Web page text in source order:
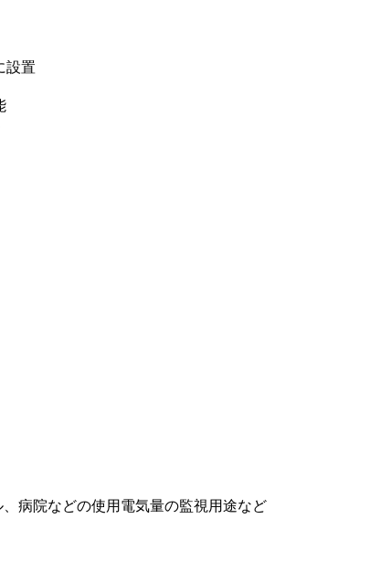
設置
病院などの使用電気量の監視用途など